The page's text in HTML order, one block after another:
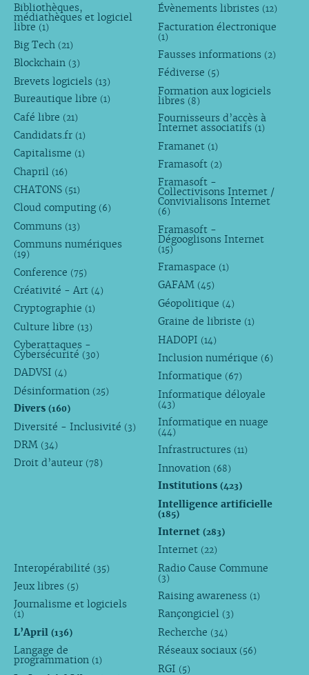
Bibliothèques,
médiathèques et logiciel
libre (1)
Big Tech (21)
Blockchain (3)
Brevets logiciels (13)
Bureautique libre (1)
Café libre (21)
Candidats.fr (1)
Capitalisme (1)
Chapril (16)
CHATONS (51)
Cloud computing (6)
Communs (13)
Communs numériques
(19)
Conference (75)
Créativité - Art (4)
Cryptographie (1)
Culture libre (13)
Cyberattaques -
Cybersécurité (30)
DADVSI (4)
Désinformation (25)
Divers (160)
Diversité - Inclusivité (3)
DRM (34)
Droit d’auteur (78)
Évènements libristes (12)
Facturation électronique
(1)
Fausses informations (2)
Fédiverse (5)
Formation aux logiciels
libres (8)
Fournisseurs d’accès à
Internet associatifs (1)
Framanet (1)
Framasoft (2)
Framasoft -
Collectivisons Internet /
Convivialisons Internet
(6)
Framasoft -
Dégooglisons Internet
(15)
Framaspace (1)
GAFAM (45)
Géopolitique (4)
Graine de libriste (1)
HADOPI (14)
Inclusion numérique (6)
Informatique (67)
Informatique déloyale
(43)
Informatique en nuage
(44)
Infrastructures (11)
Innovation (68)
Institutions(423)
Intelligence artificielle
(185)
Internet(283)
Internet (22)
Interopérabilité (35)
Jeux libres (5)
Journalisme et logiciels
(1)
L’April (136)
Langage de
programmation (1)
Radio Cause Commune
(3)
Raising awareness (1)
Rançongiciel (3)
Recherche (34)
Réseaux sociaux (56)
RGI (5)